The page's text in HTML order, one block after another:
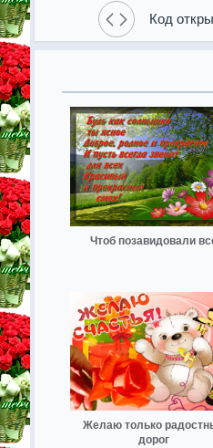
Код
Чтоб позавидовали
Желаю только
дорог